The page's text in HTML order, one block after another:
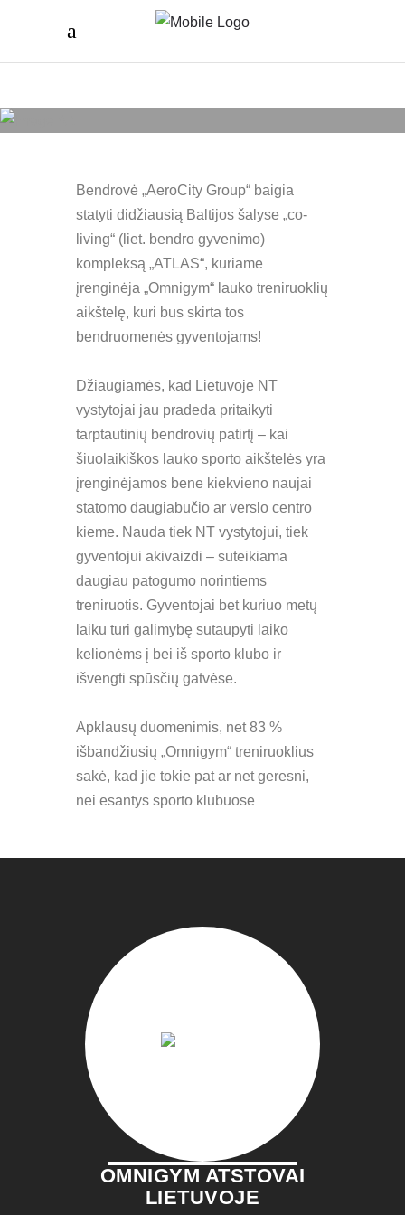
Bendrovė „AeroCity Group“ baigia
statyti didžiausią Baltijos šalyse „co-
living“ (liet. bendro gyvenimo)
kompleksą „ATLAS“, kuriame
įrenginėja „Omnigym“ lauko treniruoklių
aikštelę, kuri bus skirta tos
bendruomenės gyventojams!
Džiaugiamės, kad Lietuvoje NT
vystytojai jau pradeda pritaikyti
tarptautinių bendrovių patirtį – kai
šiuolaikiškos lauko sporto aikštelės yra
įrenginėjamos bene kiekvieno naujai
statomo daugiabučio ar verslo centro
kieme. Nauda tiek NT vystytojui, tiek
gyventojui akivaizdi – suteikiama
daugiau patogumo norintiems
treniruotis. Gyventojai bet kuriuo metų
laiku turi galimybę sutaupyti laiko
kelionėms į bei iš sporto klubo ir
išvengti spūsčių gatvėse.
Apklausų duomenimis, net 83 %
išbandžiusių „Omnigym“ treniruoklius
sakė, kad jie tokie pat ar net geresni,
nei esantys sporto klubuose
OMNIGYM ATSTOVAI
LIETUVOJE